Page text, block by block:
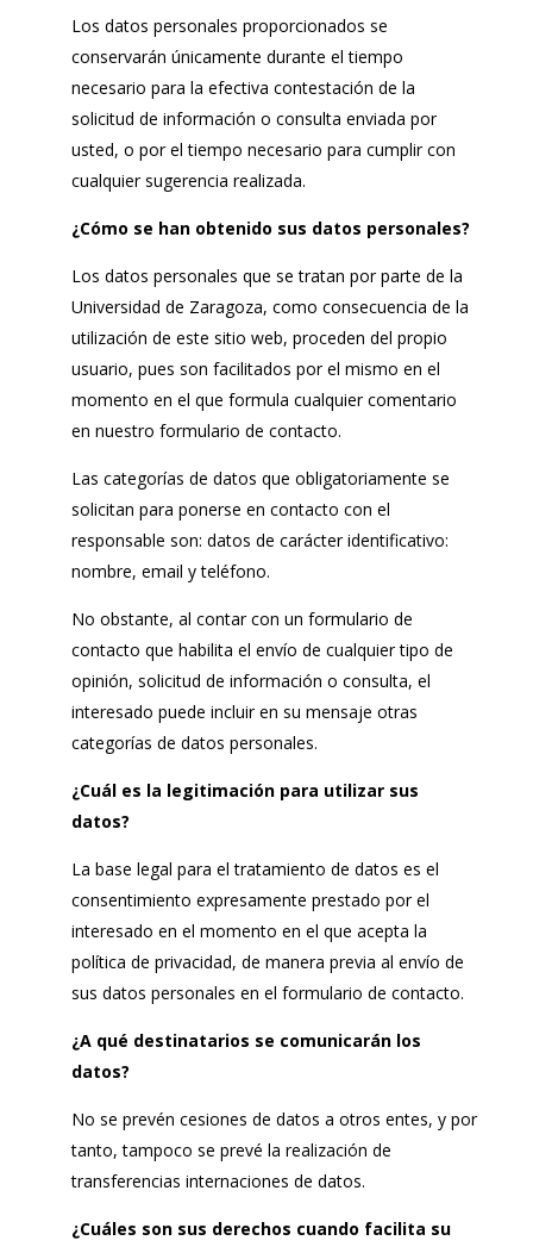
Los datos personales proporcionados se
conservarán únicamente durante el tiempo
necesario para la efectiva contestación de la
solicitud de información o consulta enviada por
usted, o por el tiempo necesario para cumplir con
cualquier sugerencia realizada.
¿Cómo se han obtenido sus datos personales?
Los datos personales que se tratan por parte de la
Universidad de Zaragoza, como consecuencia de la
utilización de este sitio web, proceden del propio
usuario, pues son facilitados por el mismo en el
momento en el que formula cualquier comentario
en nuestro formulario de contacto.
Las categorías de datos que obligatoriamente se
solicitan para ponerse en contacto con el
responsable son: datos de carácter identificativo:
nombre, email y teléfono.
No obstante, al contar con un formulario de
contacto que habilita el envío de cualquier tipo de
opinión, solicitud de información o consulta, el
interesado puede incluir en su mensaje otras
categorías de datos personales.
¿Cuál es la legitimación para utilizar sus
datos?
La base legal para el tratamiento de datos es el
consentimiento expresamente prestado por el
interesado en el momento en el que acepta la
política de privacidad, de manera previa al envío de
sus datos personales en el formulario de contacto.
¿A qué destinatarios se comunicarán los
datos?
No se prevén cesiones de datos a otros entes, y por
tanto, tampoco se prevé la realización de
transferencias internaciones de datos.
¿Cuáles son sus derechos cuando facilita su